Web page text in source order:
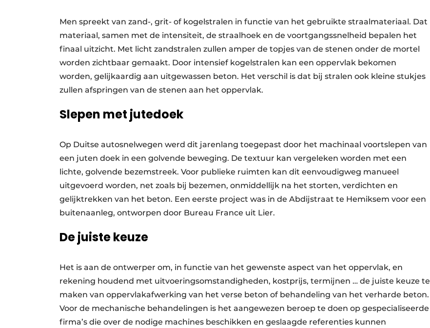
Men spreekt van zand-, grit- of kogelstralen in functie van het gebruikte straalmateriaal. Dat
materiaal, samen met de intensiteit, de straalhoek en de voortgangssnelheid bepalen het
finaal uitzicht. Met licht zandstralen zullen amper de topjes van de stenen onder de mortel
worden zichtbaar gemaakt. Door intensief kogelstralen kan een oppervlak bekomen
worden, gelijkaardig aan uitgewassen beton. Het verschil is dat bij stralen ook kleine stukjes
zullen afspringen van de stenen aan het oppervlak.
Slepen met jutedoek
Op Duitse autosnelwegen werd dit jarenlang toegepast door het machinaal voortslepen van
een juten doek in een golvende beweging. De textuur kan vergeleken worden met een
lichte, golvende bezemstreek. Voor publieke ruimten kan dit eenvoudigweg manueel
uitgevoerd worden, net zoals bij bezemen, onmiddellijk na het storten, verdichten en
gelijktrekken van het beton. Een eerste project was in de Abdijstraat te Hemiksem voor een
buitenaanleg, ontworpen door Bureau France uit Lier.
De juiste keuze
Het is aan de ontwerper om, in functie van het gewenste aspect van het oppervlak, en
rekening houdend met uitvoeringsomstandigheden, kostprijs, termijnen … de juiste keuze te
maken van oppervlakafwerking van het verse beton of behandeling van het verharde beton.
Voor de mechanische behandelingen is het aangewezen beroep te doen op gespecialiseerde
firma’s die over de nodige machines beschikken en geslaagde referenties kunnen